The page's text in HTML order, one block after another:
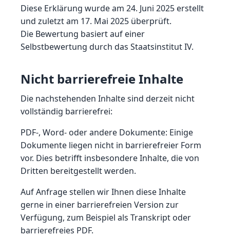
Diese Erklärung wurde am 24. Juni 2025 erstellt
und zuletzt am 17. Mai 2025 überprüft.
Die Bewertung basiert auf einer
Selbstbewertung durch das Staatsinstitut IV.
Nicht barrierefreie Inhalte
Die nachstehenden Inhalte sind derzeit nicht
vollständig barrierefrei:
PDF-, Word- oder andere Dokumente: Einige
Dokumente liegen nicht in barrierefreier Form
vor. Dies betrifft insbesondere Inhalte, die von
Dritten bereitgestellt werden.
Auf Anfrage stellen wir Ihnen diese Inhalte
gerne in einer barrierefreien Version zur
Verfügung, zum Beispiel als Transkript oder
barrierefreies PDF.